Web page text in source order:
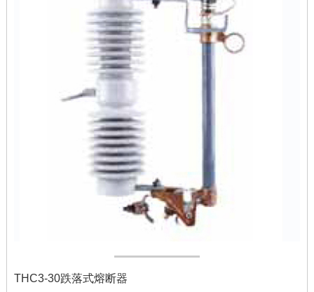
THC3-30跌落式熔断器